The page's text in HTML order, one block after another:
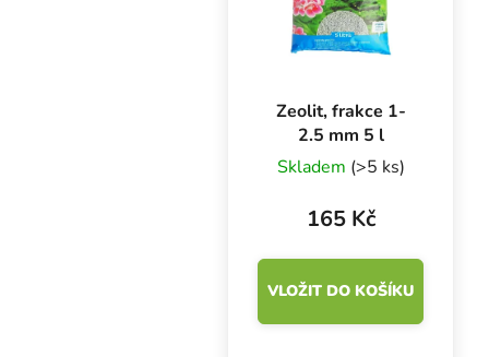
Zeolit, frakce 1-
2.5 mm 5 l
Skladem (>5 ks)
165 Kč
VLOŽIT DO KOŠÍKU